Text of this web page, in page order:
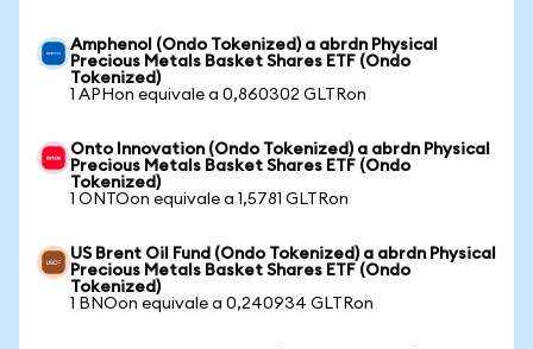
Amphenol (Ondo Tokenized) a abrdn Physical
Precious Metals Basket Shares ETF (Ondo
Tokenized)
1 APHon equivale a 0,860302 GLTRon
Onto Innovation (Ondo Tokenized) a abrdn Physical
Precious Metals Basket Shares ETF (Ondo
Tokenized)
1 ONTOon equivale a 1,5781 GLTRon
US Brent Oil Fund (Ondo Tokenized) a abrdn Physical
Precious Metals Basket Shares ETF (Ondo
Tokenized)
1 BNOon equivale a 0,240934 GLTRon